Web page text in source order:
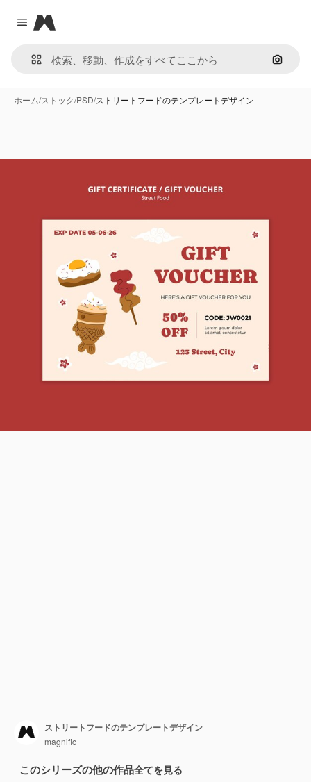
Close menu
Magnific
画像で
ホーム/ストック/PSD/ストリートフードのテンプレートデザイン
ストリートフードのテンプレートデザイン
magnific
このシリーズの他の作品全てを見る